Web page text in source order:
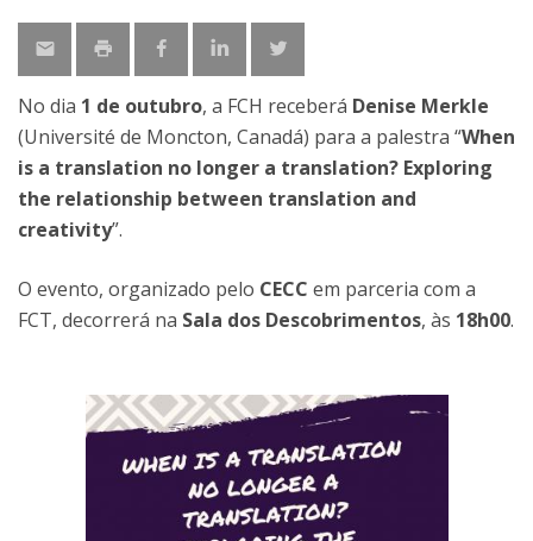
No dia 1 de outubro, a FCH receberá Denise Merkle
(Université de Moncton, Canadá) para a palestra “When
is a translation no longer a translation? Exploring
the relationship between translation and
creativity”.
O evento, organizado pelo CECC em parceria com a
FCT, decorrerá na Sala dos Descobrimentos, às 18h00.